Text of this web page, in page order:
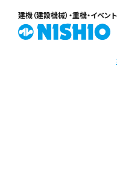
建機（建設機械）・重機・イベン